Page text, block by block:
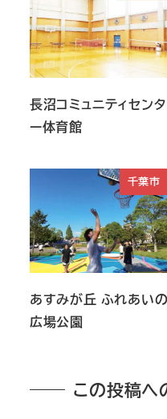
長沼コミュニティセンタ
ー体育館
千葉市
あすみが丘 ふれあいの
広場公園
この投稿へ